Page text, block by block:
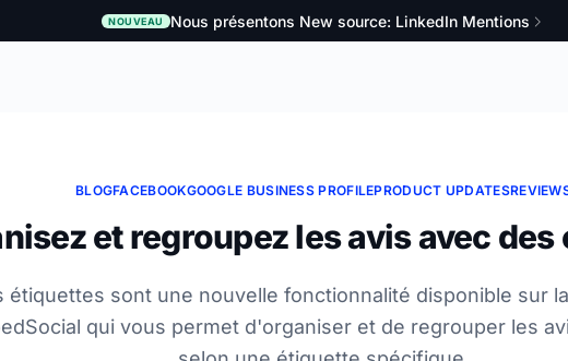
NOUVEAU Nous présentons New source: LinkedIn Mentions
BLOGFACEBOOKGOOGLE BUSINESS PROFILEPRODUCT UPDATES
et regroupez les avis avec
étiquettes sont une nouvelle fonctionnalité disponible sur
qui vous permet d'organiser et de regrouper les